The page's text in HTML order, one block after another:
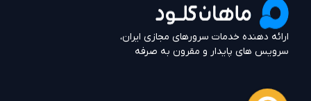
ارائه دهنده خدمات سرورهای مجازی ایران،
سرویس های پایدار و مقرون به صرفه